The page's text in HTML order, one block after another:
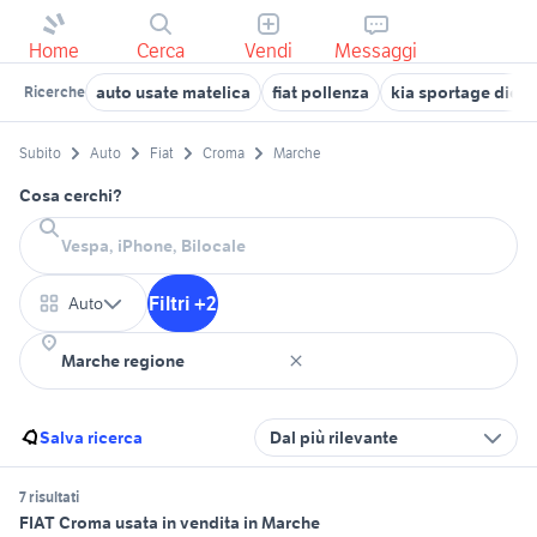
Home Cerca Vendi Messaggi
Ricerche auto usate matelica fiat pollenza kia sportage
Subito Auto Fiat Croma Marche
Cosa cerchi?
Auto Filtri +2
Salva ricerca Dal più rilevante
7 risultati
FIAT Croma usata in vendita in Marche